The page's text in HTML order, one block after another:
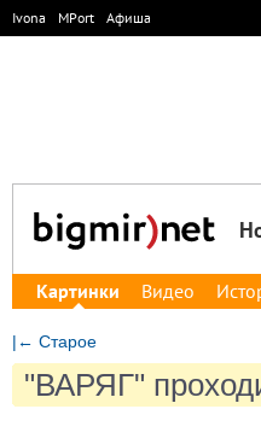
Ivona MPort Афиша
Картинки Видео
|← Старое
"ВАРЯГ"